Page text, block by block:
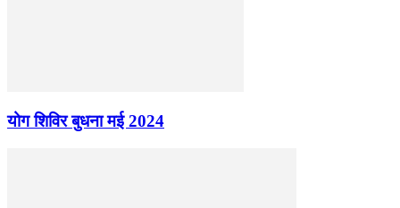
योग शिविर बुधना मई 2024